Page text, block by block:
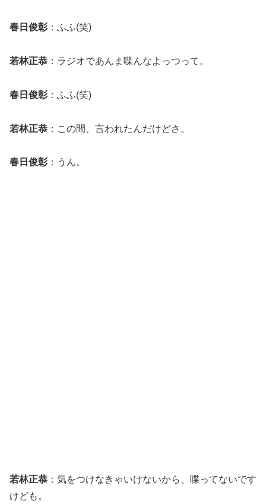
春日俊彰 ：ふふ(笑)
若林正恭 ：ラジオであんま喋んなよっつって。
春日俊彰 ：ふふ(笑)
若林正恭 ：この間、言われたんだけどさ。
春日俊彰 ：うん。
若林正恭 ：気をつけなきゃいけないから、喋ってないです
けども。